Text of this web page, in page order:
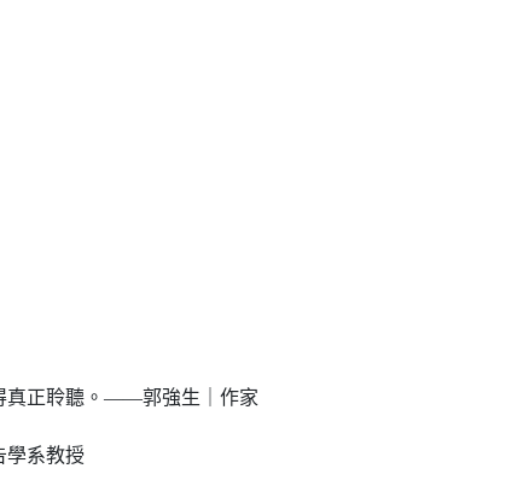
真正聆聽。——郭強生｜作家
系教授